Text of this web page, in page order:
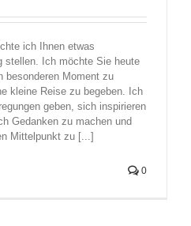
ich Ihnen etwas
stellen. Ich möchte Sie heute
besonderen Moment zu
kleine Reise zu begeben. Ich
geben, sich inspirieren
Gedanken zu machen und
Mittelpunkt zu [...]
0